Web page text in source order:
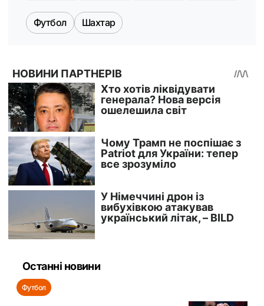
Футбол Шахтар
Останні новини
Футбол